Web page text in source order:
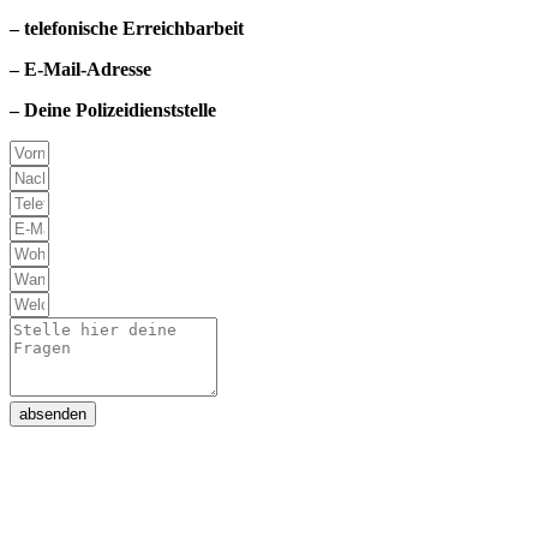
– telefonische Erreichbarbeit
– E-Mail-Adresse
– Deine Polizeidienststelle
absenden